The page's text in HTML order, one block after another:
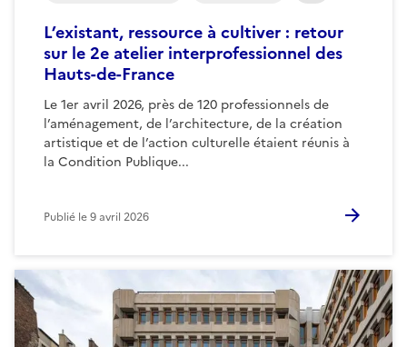
L’existant, ressource à cultiver : retour
sur le 2e atelier interprofessionnel des
Hauts-de-France
Le 1er avril 2026, près de 120 professionnels de
l’aménagement, de l’architecture, de la création
artistique et de l’action culturelle étaient réunis à
la Condition Publique...
Publié le9 avril 2026